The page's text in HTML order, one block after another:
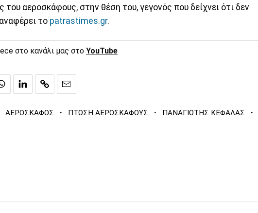
του αεροσκάφους, στην θέση του, γεγονός που δείχνει ότι δεν
το patrastimes.gr.
στο κανάλι μας στο YouTube
ΑΕΡΟΣΚΑΦΟΣ · ΠΤΩΣΗ ΑΕΡΟΣΚΑΦΟΥΣ · ΠΑΝΑΓΙΩΤΗΣ ΚΕΦΑΛΑΣ ·